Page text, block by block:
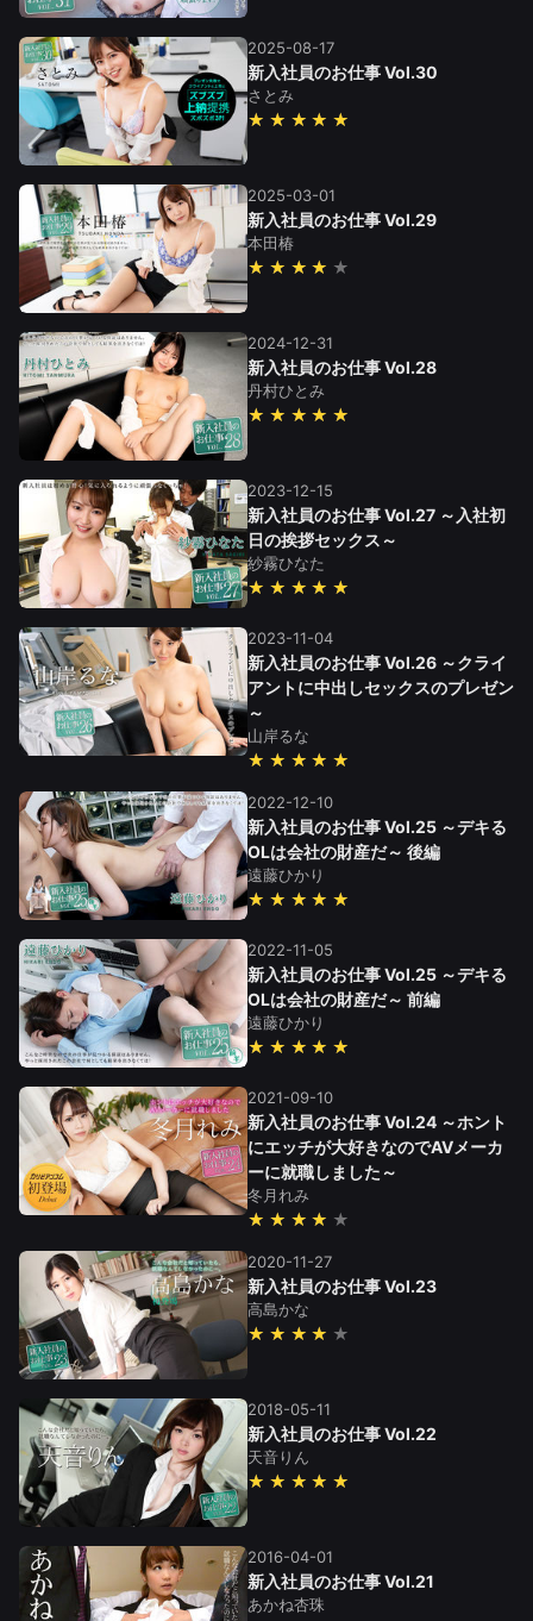
2025-08-17
新入社員のお仕事 Vol.30
さとみ
★★★★★
2025-03-01
新入社員のお仕事 Vol.29
本田椿
★★★★
2024-12-31
新入社員のお仕事 Vol.28
丹村ひとみ
★★★★★
2023-12-15
新入社員のお仕事 Vol.27 ～入社初
日の挨拶セックス～
紗霧ひなた
★★★★★
2023-11-04
新入社員のお仕事 Vol.26 ～クライ
アントに中出しセックスのプレゼン
～
山岸るな
★★★★★
2022-12-10
新入社員のお仕事 Vol.25 ～デキる
OLは会社の財産だ～ 後編
遠藤ひかり
★★★★★
2022-11-05
新入社員のお仕事 Vol.25 ～デキる
OLは会社の財産だ～ 前編
遠藤ひかり
★★★★★
2021-09-10
新入社員のお仕事 Vol.24 ～ホント
にエッチが大好きなのでAVメーカ
ーに就職しました～
冬月れみ
★★★★
2020-11-27
新入社員のお仕事 Vol.23
高島かな
★★★★
2018-05-11
新入社員のお仕事 Vol.22
天音りん
★★★★★
2016-04-01
新入社員のお仕事 Vol.21
あかね杏珠